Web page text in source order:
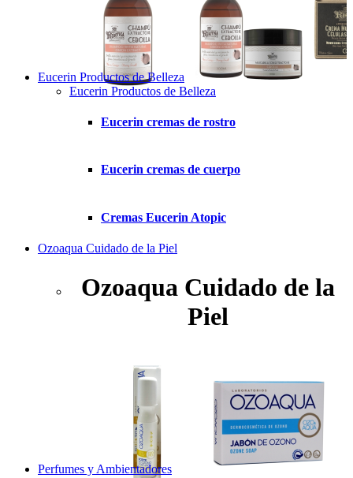
Eucerin Productos de Belleza
Eucerin Productos de Belleza
Eucerin cremas de rostro
Eucerin cremas de cuerpo
Cremas Eucerin Atopic
Ozoaqua Cuidado de la Piel
Ozoaqua Cuidado de la
Piel
Perfumes y Ambientadores